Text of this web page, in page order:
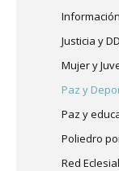
Justicia y
Mujer y
Paz y
Paz y
Poliedro
Red